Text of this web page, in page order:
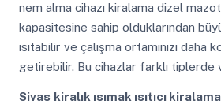
nem alma cihazı kiralama dizel
kapasitesine sahip olduklarından
ısıtabilir ve çalışma ortamınızı daha
getirebilir. Bu cihazlar farklı tiplerde
Sivas kiralık ısımak ısıtıcı kiralama